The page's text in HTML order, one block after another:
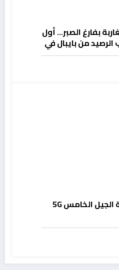
بفارغ الصبر… أول
من بايبال في
المغرب يستخدم شبكة الجيل الخامس 5G